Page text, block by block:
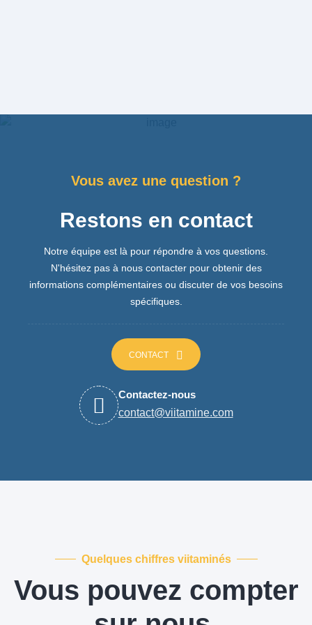
Vous avez une question ?
Restons en contact
Notre équipe est là pour répondre à vos questions.
N'hésitez pas à nous contacter pour obtenir des
informations complémentaires ou discuter de vos besoins
spécifiques.
CONTACT
Contactez-nous
Quelques chiffres viitaminés
Vous pouvez compter